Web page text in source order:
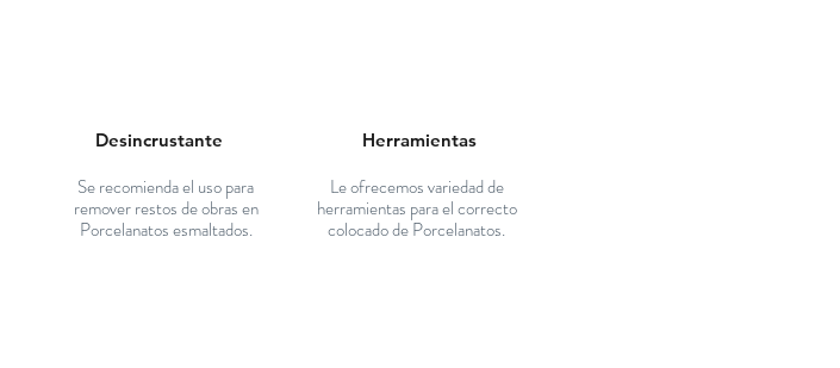
Desincrustante
Se recomienda el uso para
remover restos de obras en
Porcelanatos esmaltados.
Herramientas
Le ofrecemos variedad de
herramientas para el correcto
colocado de Porcelanatos.